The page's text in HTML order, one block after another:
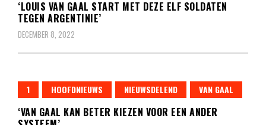
‘LOUIS VAN GAAL START MET DEZE ELF SOLDATEN
TEGEN ARGENTINIE’
DECEMBER 8, 2022
1 HOOFDNIEUWS NIEUWSDELEND VAN GAAL
‘VAN GAAL KAN BETER KIEZEN VOOR EEN ANDER